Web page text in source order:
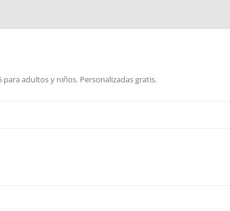
adultos y niños. Personalizadas gratis.